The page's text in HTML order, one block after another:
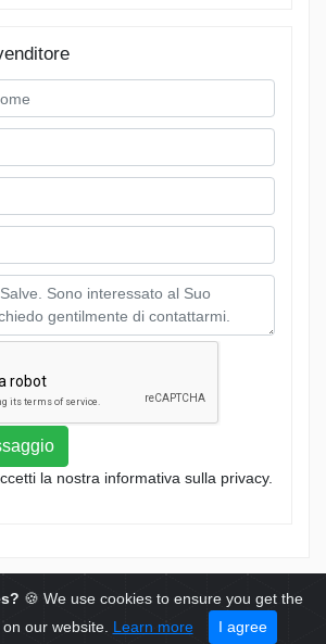
la nostra informativa sulla privacy.
© 2019 ACR Autohandel
🍪 We use cookies to ensure you get the
our website. Learn more I agree